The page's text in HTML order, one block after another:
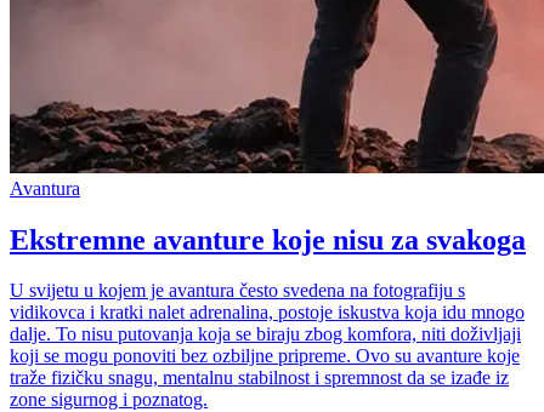
Avantura
Ekstremne avanture koje nisu za svakoga
U svijetu u kojem je avantura često svedena na fotografiju s
vidikovca i kratki nalet adrenalina, postoje iskustva koja idu mnogo
dalje. To nisu putovanja koja se biraju zbog komfora, niti doživljaji
koji se mogu ponoviti bez ozbiljne pripreme. Ovo su avanture koje
traže fizičku snagu, mentalnu stabilnost i spremnost da se izađe iz
zone sigurnog i poznatog.